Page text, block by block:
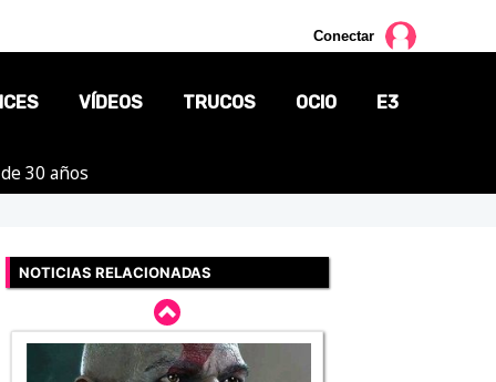
Conectar
VÍDEOS TRUCOS OCIO
MANGA
E3
30 años
NOTICIAS RELACIONADAS